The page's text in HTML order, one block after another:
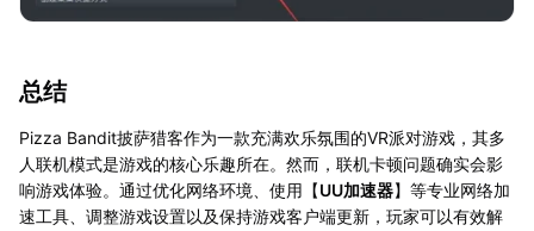
总结
Pizza Bandit披萨猎客作为一款充满欢乐氛围的VR派对游戏，其多
人联机模式是游戏的核心乐趣所在。然而，联机卡顿问题确实会影
响游戏体验。通过优化网络环境、使用【UU加速器】等专业网络加
速工具、调整游戏设置以及保持游戏客户端更新，玩家可以有效解